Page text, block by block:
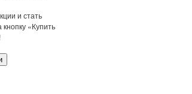
и стать
«Купить